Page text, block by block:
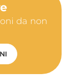
da non